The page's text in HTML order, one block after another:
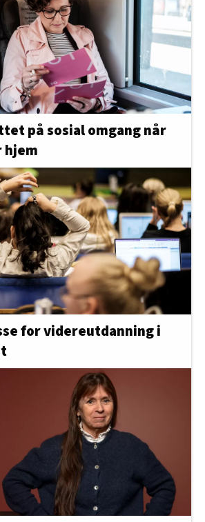
på sosial omgang når
hjem
for videreutdanning i